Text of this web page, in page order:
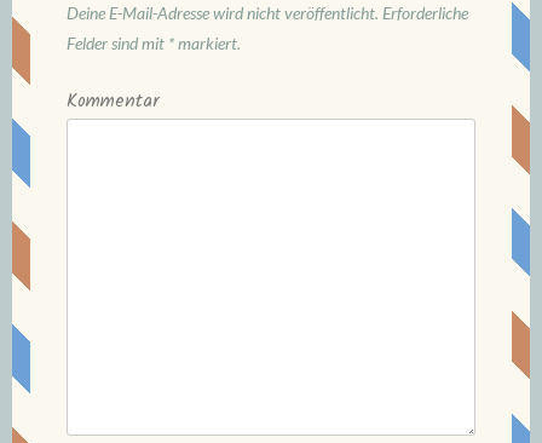
Deine E-Mail-Adresse wird nicht veröffentlicht. Erforderliche
Felder sind mit *markiert.
Kommentar